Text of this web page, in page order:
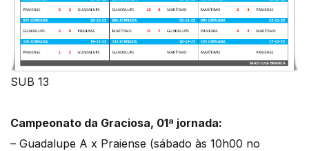
SUB 13
Campeonato da Graciosa, 01ª jornada:
– Guadalupe A x Praiense (sábado às 10h00 no